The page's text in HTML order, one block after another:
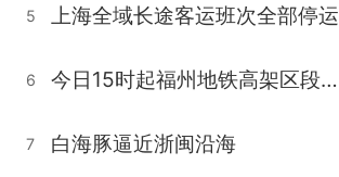
5 上海全域长途客运班次全部停运
6 今日15时起福州地铁高架区段停运
7 白海豚逼近浙闽沿海